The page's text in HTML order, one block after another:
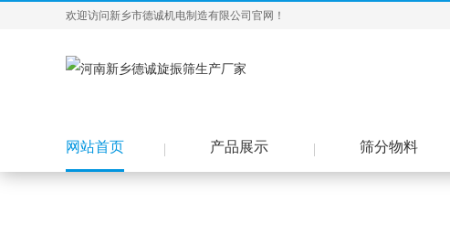
欢迎访问新乡市德诚机电制造有限公司官网！
网站首页 产品展示 筛分物料